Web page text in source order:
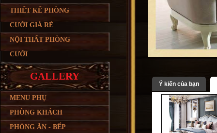
THIẾT KẾ PHÒNG
CƯỚI GIÁ RẺ
NỘI THẤT PHÒNG
CƯỚI
GALLERY
MENU PHỤ
PHÒNG KHÁCH
PHÒNG ĂN - BẾP
Ý kiến của bạn